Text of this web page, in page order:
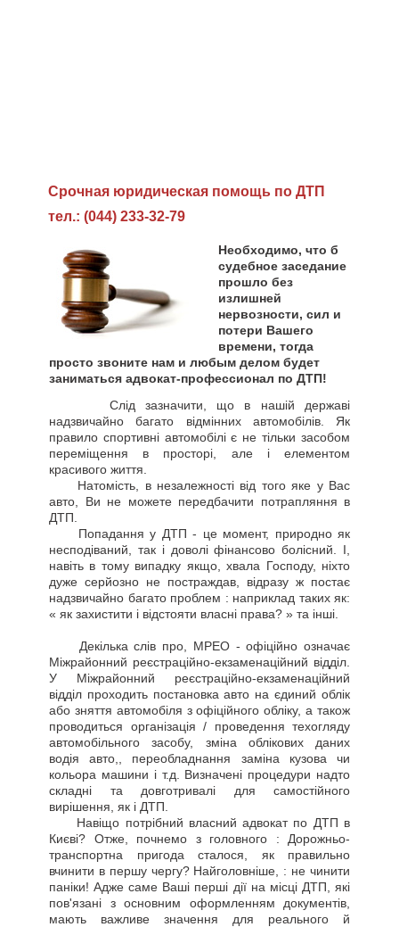
Cрочная юридическая помощь по ДТП
тел.: (044) 233-32-79
Необходимо, что б
судебное заседание
прошло без
излишней
нервозности, сил и
потери Вашего
времени, тогда
просто звоните нам и любым делом будет
заниматься адвокат-профессионал по ДТП!
Слід зазначити, що в нашій державі
надзвичайно багато відмінних автомобілів. Як
правило спортивні автомобілі є не тільки засобом
переміщення в просторі, але і елементом
красивого життя.
Натомість, в незалежності від того яке у Вас
авто, Ви не можете передбачити потрапляння в
ДТП.
Попадання у ДТП - це момент, природно як
несподіваний, так і доволі фінансово болісний. І,
навіть в тому випадку якщо, хвала Господу, ніхто
дуже серйозно не постраждав, відразу ж постає
надзвичайно багато проблем : наприклад таких як:
« як захистити і відстояти власні права? » та інші.
Декілька слів про, МРЕО - офіційно означає
Міжрайонний реєстраційно-екзаменаційний відділ.
У Міжрайонний реєстраційно-екзаменаційний
відділ проходить постановка авто на єдиний облік
або зняття автомобіля з офіційного обліку, а також
проводиться організація / проведення техогляду
автомобільного засобу, зміна облікових даних
водія авто,, переобладнання заміна кузова чи
кольора машини і т.д. Визначені процедури надто
складні та довготривалі для самостійного
вирішення, як і ДТП.
Навіщо потрібний власний адвокат по ДТП в
Києві? Отже, почнемо з головного : Дорожньо-
транспортна пригода сталося, як правильно
вчинити в першу чергу? Найголовніше, : не чинити
паніки! Адже саме Ваші перші дії на місці ДТП, які
пов'язані з основним оформленням документів,
мають важливе значення для реального й